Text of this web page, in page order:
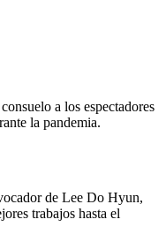
a los espectadores
la pandemia.
de Lee Do Hyun,
trabajos hasta el